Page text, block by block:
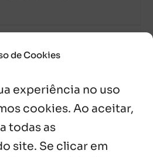
de Cookies
experiência no uso
cookies. Ao aceitar,
todas as
site. Se clicar em
Mata Redonda
celebram perseverança e
(07/08/2026)